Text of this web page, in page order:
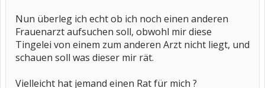
Nun überleg ich echt ob ich noch einen anderen
Frauenarzt aufsuchen soll, obwohl mir diese
Tingelei von einem zum anderen Arzt nicht liegt, und
schauen soll was dieser mir rät.
Vielleicht hat jemand einen Rat für mich ?